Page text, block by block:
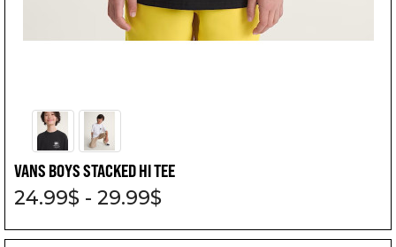
VANS BOYS STACKED HI TEE
24.99$ - 29.99$